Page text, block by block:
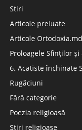
Stiri
Articole preluate
Articole Ortodoxia.md
Proloagele Sfinților
6. Acatiste închinate
Rugăciuni
Fără categorie
Poezia religioasă
Stiri religioase